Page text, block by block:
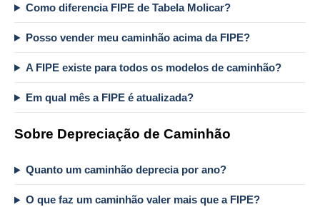
Como diferencia FIPE de Tabela Molicar?
Posso vender meu caminhão acima da FIPE?
A FIPE existe para todos os modelos de caminhão?
Em qual mês a FIPE é atualizada?
Sobre Depreciação de Caminhão
Quanto um caminhão deprecia por ano?
O que faz um caminhão valer mais que a FIPE?